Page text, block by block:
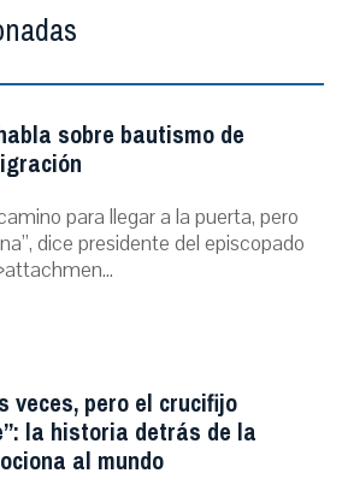
sobre bautismo de
para llegar a la puerta, pero
dice presidente del episcopado
veces, pero el crucifijo
la historia detrás de la
al mundo